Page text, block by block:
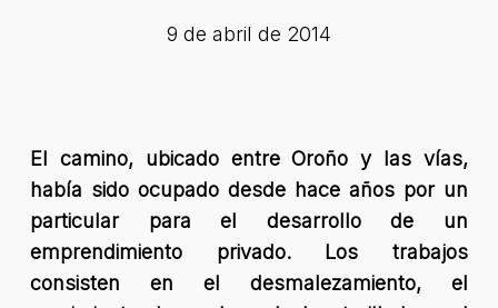
9 de abril de 2014
El camino, ubicado entre Oroño y las vías,
había sido ocupado desde hace años por un
particular para el desarrollo de un
emprendimiento privado. Los trabajos
consisten en el desmalezamiento, el